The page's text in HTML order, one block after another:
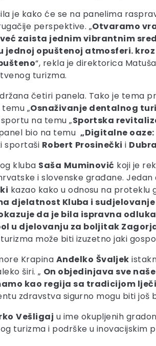
je kako će se na panelima
perspektive. „Otvaramo
zaista jednim vibrantnim
opuštenoj atmosferi.
“, rekla je direktorica
turizma.
četiri panela. Tako je tema
„Osnaživanje dentalnog
na temu „Sportska
bio na temu„Digitalne
sportaši Robert Prosinečki i
kluba Saša Muminović koji je
i slovenske građane.
kazao kako u odnosu na proteklu
djelatnost Kluba i
da je bila ispravna
u djelovanju za boljitak
može biti izuzetno jaki
Krapina Anđelko Švaljek
širi. „ On objedinjava sve
kao regija sa tradicijom
zdravstva sigurno mogu biti još
Vešligaj u ime okupljenih
turizma i podrške u inovacijskim